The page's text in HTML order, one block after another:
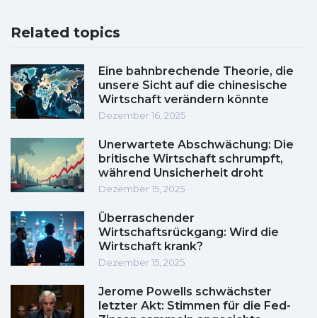
Related topics
Eine bahnbrechende Theorie, die
unsere Sicht auf die chinesische
Wirtschaft verändern könnte
Dezember 16, 2025
Unerwartete Abschwächung: Die
britische Wirtschaft schrumpft,
während Unsicherheit droht
Dezember 15, 2025
Überraschender
Wirtschaftsrückgang: Wird die
Wirtschaft krank?
Dezember 15, 2025
Jerome Powells schwächster
letzter Akt: Stimmen für die Fed-